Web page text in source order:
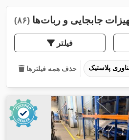
جابجایی و ربات‌ها (۸۶)
فیلتر
حذف همه فیلترها